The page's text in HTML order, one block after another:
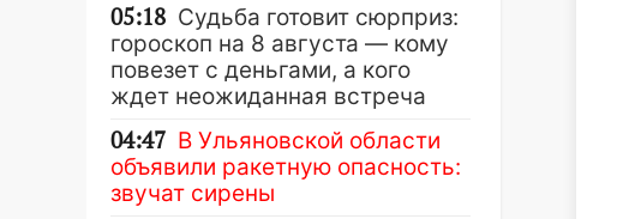
05:18 Судьба готовит сюрприз:
гороскоп на 8 августа — кому
повезет с деньгами, а кого
ждет неожиданная встреча
04:47 В Ульяновской области
объявили ракетную опасность:
звучат сирены